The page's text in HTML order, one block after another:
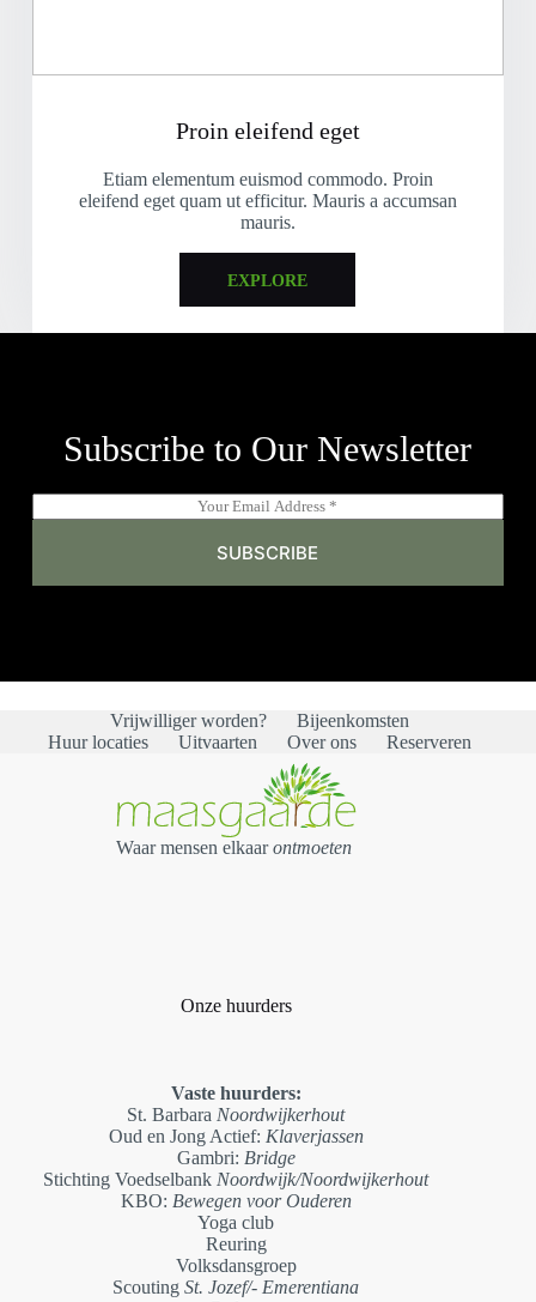
Proin eleifend eget
Etiam elementum euismod commodo. Proin
eleifend eget quam ut efficitur. Mauris a accumsan
mauris.
EXPLORE
Subscribe to Our Newsletter
m
l
SUBSCRIBE
Vrijwilliger worden?
Bijeenkomsten
Huur locaties
Uitvaarten Over ons Reserveren
Waar mensen elkaarontmoeten
Onze huurders
Vaste huurders:
St. Barbara Noordwijkerhout
Oud en Jong Actief: Klaverjassen
Gambri: Bridge
Stichting Voedselbank Noordwijk/Noordwijkerhout
KBO: Bewegen voor Ouderen
Yoga club
Reuring
Volksdansgroep
ScoutingSt. Jozef/- Emerentiana